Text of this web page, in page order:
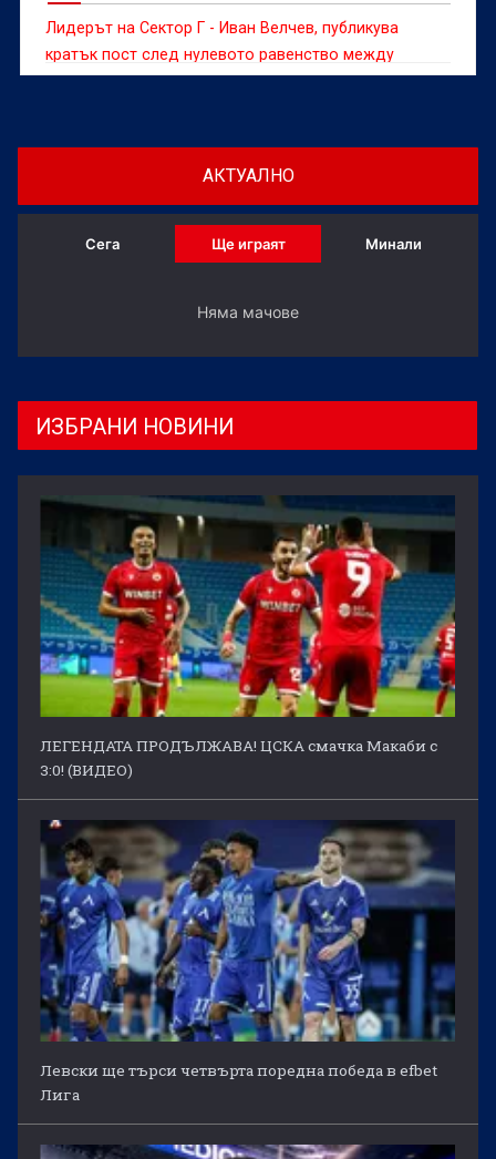
Лидерът на Сектор Г - Иван Велчев, публикува
кратък пост след нулевото равенство между
Карабах и ЦСКА в Баку снощи
АКТУАЛНО
Сега Ще играят Минали
Няма мачове
ИЗБРАНИ НОВИНИ
ЛЕГЕНДАТА ПРОДЪЛЖАВА! ЦСКА смачка Макаби с
3:0! (ВИДЕО)
Левски ще търси четвърта поредна победа в efbet
Лига